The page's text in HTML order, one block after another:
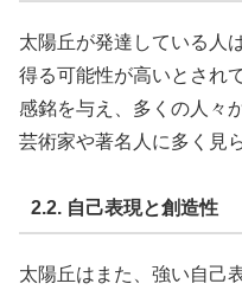
太陽丘が発達している人
得る可能性が高いとされ
感銘を与え、多くの人々
芸術家や著名人に多く見
2.2. 自己表現と創造性
太陽丘はまた、強い自己